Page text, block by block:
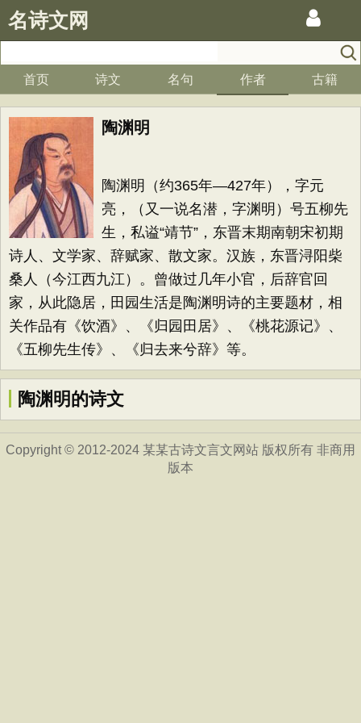
名诗文网
首页 诗文 名句 作者 古籍
陶渊明
陶渊明（约365年—427年），字元
亮，（又一说名潜，字渊明）号五柳先
生，私谥“靖节”，东晋末期南朝宋初期
诗人、文学家、辞赋家、散文家。汉族，东晋浔阳柴
桑人（今江西九江）。曾做过几年小官，后辞官回
家，从此隐居，田园生活是陶渊明诗的主要题材，相
关作品有《饮酒》、《归园田居》、《桃花源记》、
《五柳先生传》、《归去来兮辞》等。
陶渊明的诗文
Copyright © 2012-2024 某某古诗文言文网站 版权所有 非商用
版本